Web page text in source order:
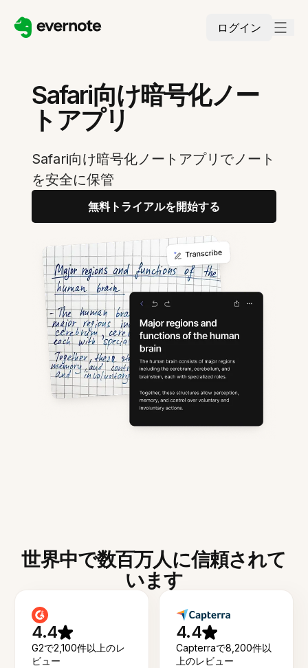
ログイン
Safari向け暗号化ノー
トアプリ
Safari向け暗号化ノートアプリでノート
を安全に保管
無料トライアルを開始する
世界中で数百万人に信頼されて
います
4.4
G2で2,100件以上のレ
ビュー
4.4
Capterraで8,200件以
上のレビュー